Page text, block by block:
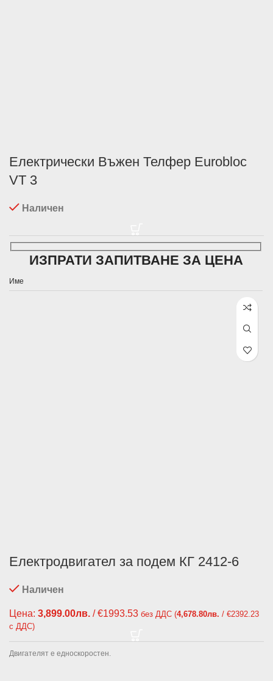
Електрически Въжен Телфер Eurobloc
VT 3
Наличен
ИЗПРАТИ ЗАПИТВАНЕ ЗА ЦЕНА
Име
Електродвигател за подем КГ 2412-6
Наличен
Цена: 3,899.00лв. / €1993.53 без ДДС (4,678.80лв. / €2392.23
с ДДС)
Двигателят е едноскоростен.